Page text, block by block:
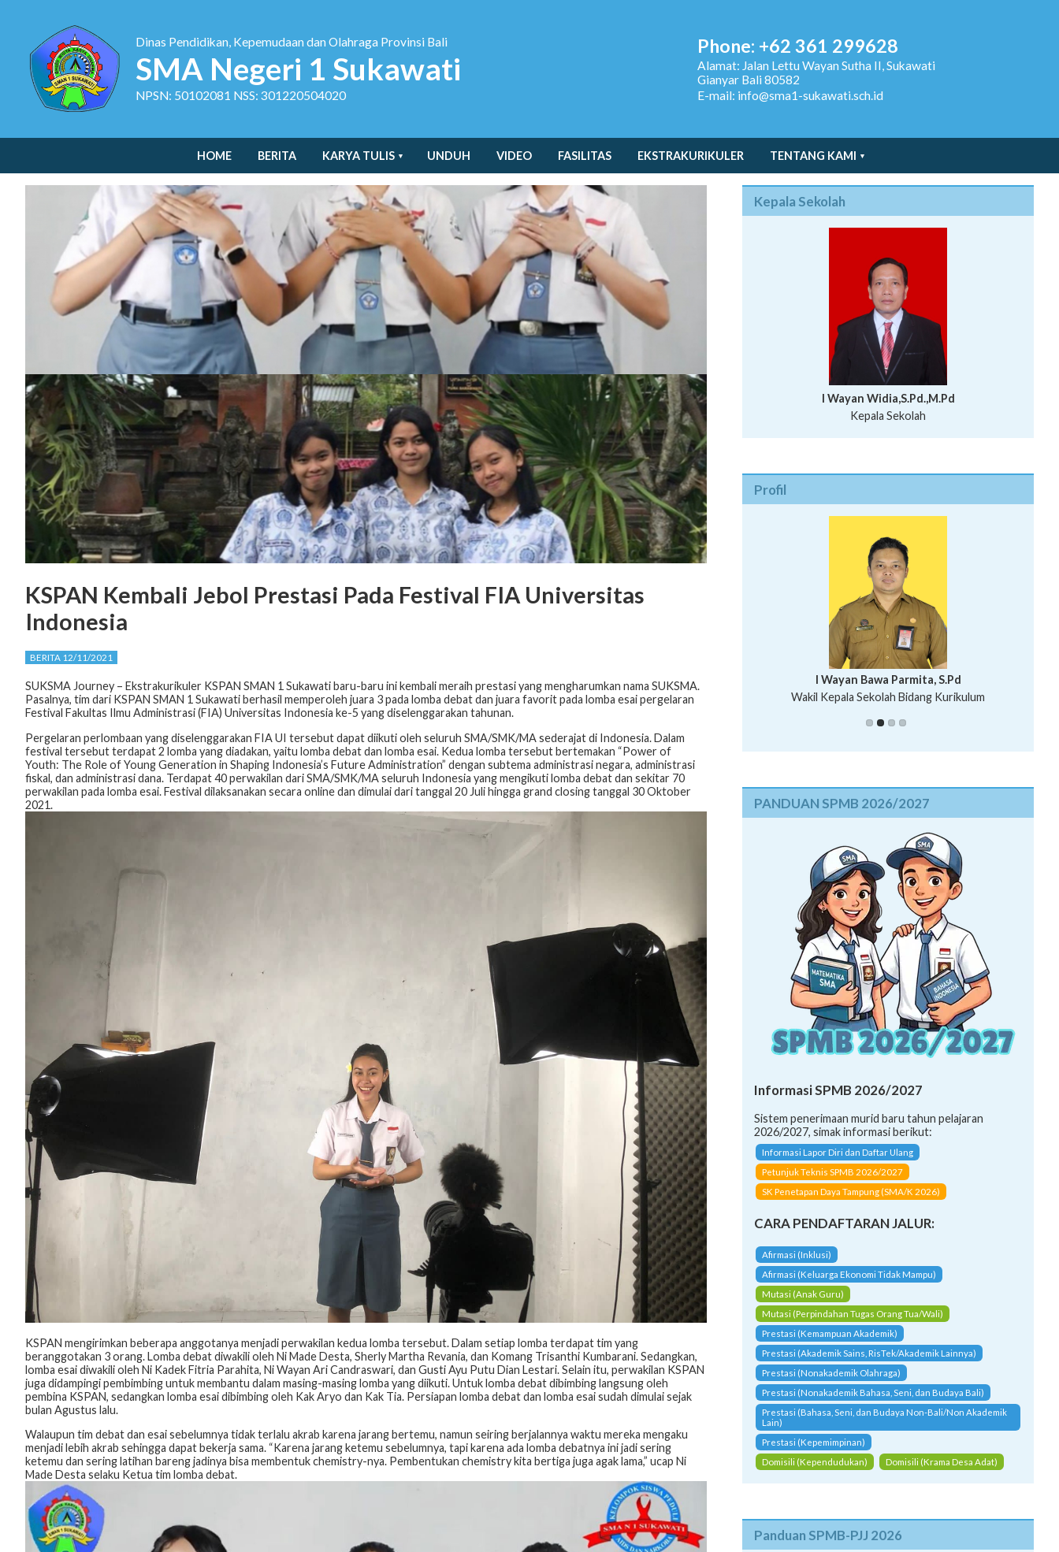
Dinas Pendidikan, Kepemudaan dan Olahraga Provinsi Bali
SMA Negeri 1 Sukawati
NPSN: 50102081 NSS: 301220504020
Phone: +62 361 299628
Alamat: Jalan Lettu Wayan Sutha II, Sukawati
Gianyar Bali 80582
E-mail: info@sma1-sukawati.sch.id
HOME BERITA KARYA TULIS UNDUH VIDEO FASILITAS EKSTRAKURIKULER TENTANG KAMI
KSPAN Kembali Jebol Prestasi Pada Festival FIA Universitas
Indonesia
BERITA 12/11/2021
SUKSMA Journey – Ekstrakurikuler KSPAN SMAN 1 Sukawati baru-baru ini kembali meraih prestasi yang mengharumkan nama SUKSMA.
Pasalnya, tim dari KSPAN SMAN 1 Sukawati berhasil memperoleh juara 3 pada lomba debat dan juara favorit pada lomba esai pergelaran
Festival Fakultas Ilmu Administrasi (FIA) Universitas Indonesia ke-5 yang diselenggarakan tahunan.
Pergelaran perlombaan yang diselenggarakan FIA UI tersebut dapat diikuti oleh seluruh SMA/SMK/MA sederajat di Indonesia. Dalam
festival tersebut terdapat 2 lomba yang diadakan, yaitu lomba debat dan lomba esai. Kedua lomba tersebut bertemakan “Power of
Youth: The Role of Young Generation in Shaping Indonesia’s Future Administration” dengan subtema administrasi negara, administrasi
fiskal, dan administrasi dana. Terdapat 40 perwakilan dari SMA/SMK/MA seluruh Indonesia yang mengikuti lomba debat dan sekitar 70
perwakilan pada lomba esai. Festival dilaksanakan secara online dan dimulai dari tanggal 20 Juli hingga grand closing tanggal 30 Oktober
2021.
KSPAN mengirimkan beberapa anggotanya menjadi perwakilan kedua lomba tersebut. Dalam setiap lomba terdapat tim yang
beranggotakan 3 orang. Lomba debat diwakili oleh Ni Made Desta, Sherly Martha Revania, dan Komang Trisanthi Kumbarani. Sedangkan,
lomba esai diwakili oleh Ni Kadek Fitria Parahita, Ni Wayan Ari Candraswari, dan Gusti Ayu Putu Dian Lestari. Selain itu, perwakilan KSPAN
juga didampingi pembimbing untuk membantu dalam masing-masing lomba yang diikuti. Untuk lomba debat dibimbing langsung oleh
pembina KSPAN, sedangkan lomba esai dibimbing oleh Kak Aryo dan Kak Tia. Persiapan lomba debat dan lomba esai sudah dimulai sejak
bulan Agustus lalu.
Walaupun tim debat dan esai sebelumnya tidak terlalu akrab karena jarang bertemu, namun seiring berjalannya waktu mereka mengaku
menjadi lebih akrab sehingga dapat bekerja sama. “Karena jarang ketemu sebelumnya, tapi karena ada lomba debatnya ini jadi sering
ketemu dan sering latihan bareng jadinya bisa membentuk chemistry-nya. Pembentukan chemistry kita bertiga juga agak lama,” ucap Ni
Made Desta selaku Ketua tim lomba debat.
Kepala Sekolah
I Wayan Widia,S.Pd.,M.Pd
Kepala Sekolah
Profil
Putu Suhartana, S.Pd.
I Wayan Bawa Parmita, S.Pd
Wakil Kepala Sekolah Bidang Kurikulum
I Wayan Gede Aditya Pratita, S.Pd., M.Sn
Wakil Kepala Sekolah Bidang Kesiswaan
Ni Wayan Nopi Sutantri, S.Pd.
PANDUAN SPMB 2026/2027
Informasi SPMB 2026/2027
Sistem penerimaan murid baru tahun pelajaran
2026/2027, simak informasi berikut:
Informasi Lapor Diri dan Daftar Ulang
Petunjuk Teknis SPMB 2026/2027
SK Penetapan Daya Tampung (SMA/K 2026)
CARA PENDAFTARAN JALUR:
Afirmasi (Inklusi)
Afirmasi (Keluarga Ekonomi Tidak Mampu)
Mutasi (Anak Guru)
Mutasi (Perpindahan Tugas Orang Tua/Wali)
Prestasi (Kemampuan Akademik)
Prestasi (Akademik Sains, RisTek/Akademik Lainnya)
Prestasi (Nonakademik Olahraga)
Prestasi (Nonakademik Bahasa, Seni, dan Budaya Bali)
Prestasi (Bahasa, Seni, dan Budaya Non-Bali/Non Akademik
Lain)
Prestasi (Kepemimpinan)
Domisili (Kependudukan)
Domisili (Krama Desa Adat)
Panduan SPMB-PJJ 2026